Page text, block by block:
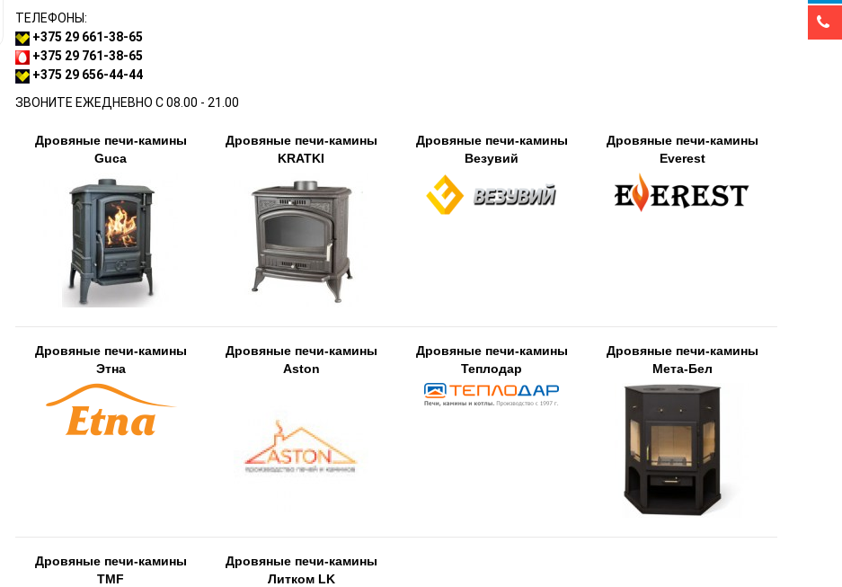
ТЕЛЕФОНЫ:
+375 29 661-38-65
+375 29 761-38-65
+375 29 656-44-44
ЗВОНИТЕ ЕЖЕДНЕВНО С 08.00 - 21.00
Дровяные печи-камины
Guca
Дровяные печи-камины
KRATKI
Дровяные печи-камины
Везувий
Дровяные печи-камины
Everest
Дровяные печи-камины
Этна
Дровяные печи-камины
Aston
Дровяные печи-камины
Теплодар
Дровяные печи-камины
Мета-Бел
Дровяные печи-камины
TMF
Дровяные печи-камины
Литком LK